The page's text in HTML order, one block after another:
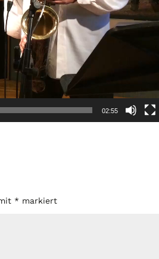
02:55
*markiert